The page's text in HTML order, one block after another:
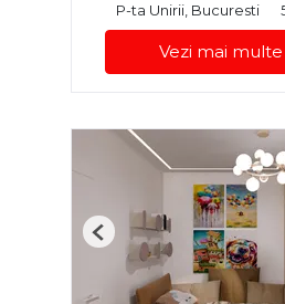
P-ta Unirii, Bucuresti
Vezi mai
Previous